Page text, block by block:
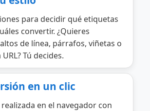
para decidir qué etiquetas
convertir. ¿Quieres
de línea, párrafos, viñetas o
Tú decides.
en un clic
en el navegador con